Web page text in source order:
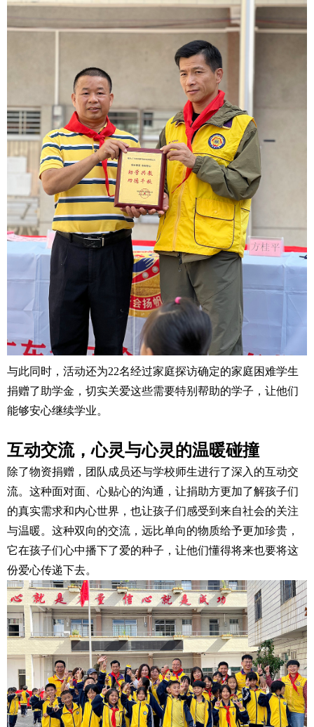
与此同时，活动还为22名经过家庭探访确定的家庭困难学生
捐赠了助学金，切实关爱这些需要特别帮助的学子，让他们
能够安心继续学业。
互动交流，心灵与心灵的温暖碰撞
除了物资捐赠，团队成员还与学校师生进行了深入的互动交
流。这种面对面、心贴心的沟通，让捐助方更加了解孩子们
的真实需求和内心世界，也让孩子们感受到来自社会的关注
与温暖。这种双向的交流，远比单向的物质给予更加珍贵，
它在孩子们心中播下了爱的种子，让他们懂得将来也要将这
份爱心传递下去。